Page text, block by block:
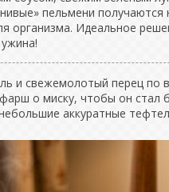
пельмени получаются
организма. Идеальное
и свежемолотый перец по
о миску, чтобы он стал
аккуратные